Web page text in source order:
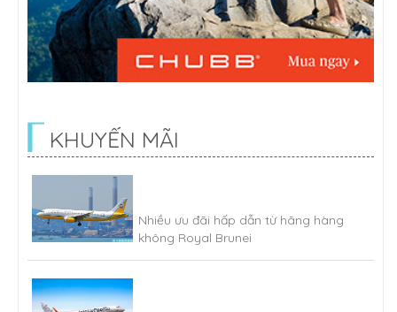
KHUYẾN MÃI
Nhiều ưu đãi hấp dẫn từ hãng hàng
không Royal Brunei